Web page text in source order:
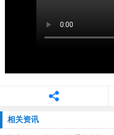
相关资讯